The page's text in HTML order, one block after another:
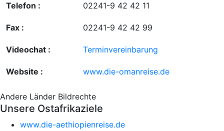
Telefon : 02241-9 42 42 11
Fax : 02241-9 42 42 99
Videochat : Terminvereinbarung
Website : www.die-omanreise.de
Andere Länder Bildrechte
Unsere Ostafrikaziele
www.die-aethiopienreise.de